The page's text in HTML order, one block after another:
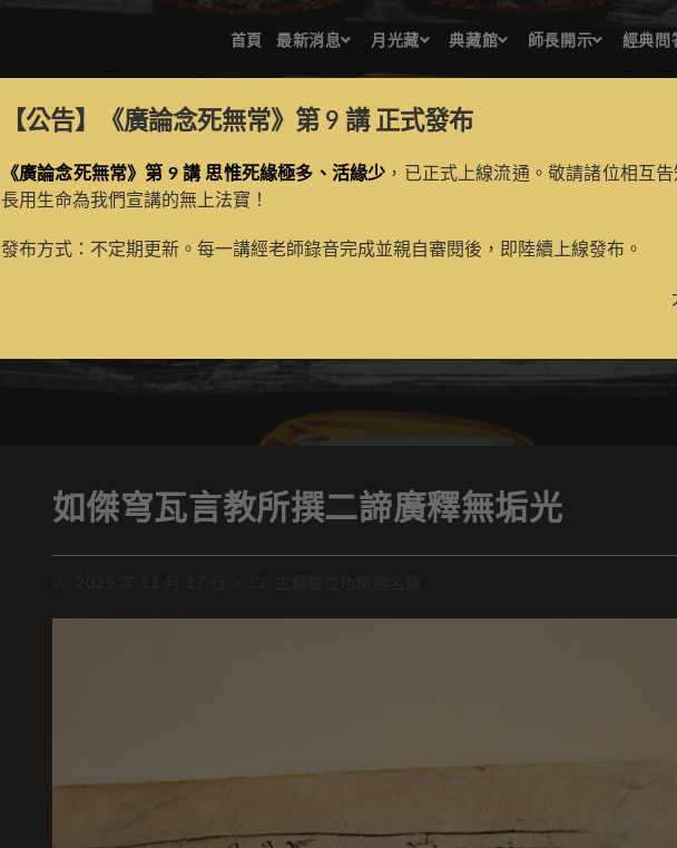
首頁 最新消息 月光藏 典藏館 師長開示 經典問
如傑穹瓦言教所撰二諦廣釋無
如傑穹瓦言教所撰二諦廣釋無垢光
【公告】 《廣論念死無常》第 9 講正式發布
《廣論念死無常》第 9 講 思惟死緣極多、活緣少 ，已正式上線流通。敬請諸位相互
長用生命為我們宣講的無上法寶！
發布方式：不定期更新。每一講經老師錄音完成並親自審閱後，即陸續上線發布。